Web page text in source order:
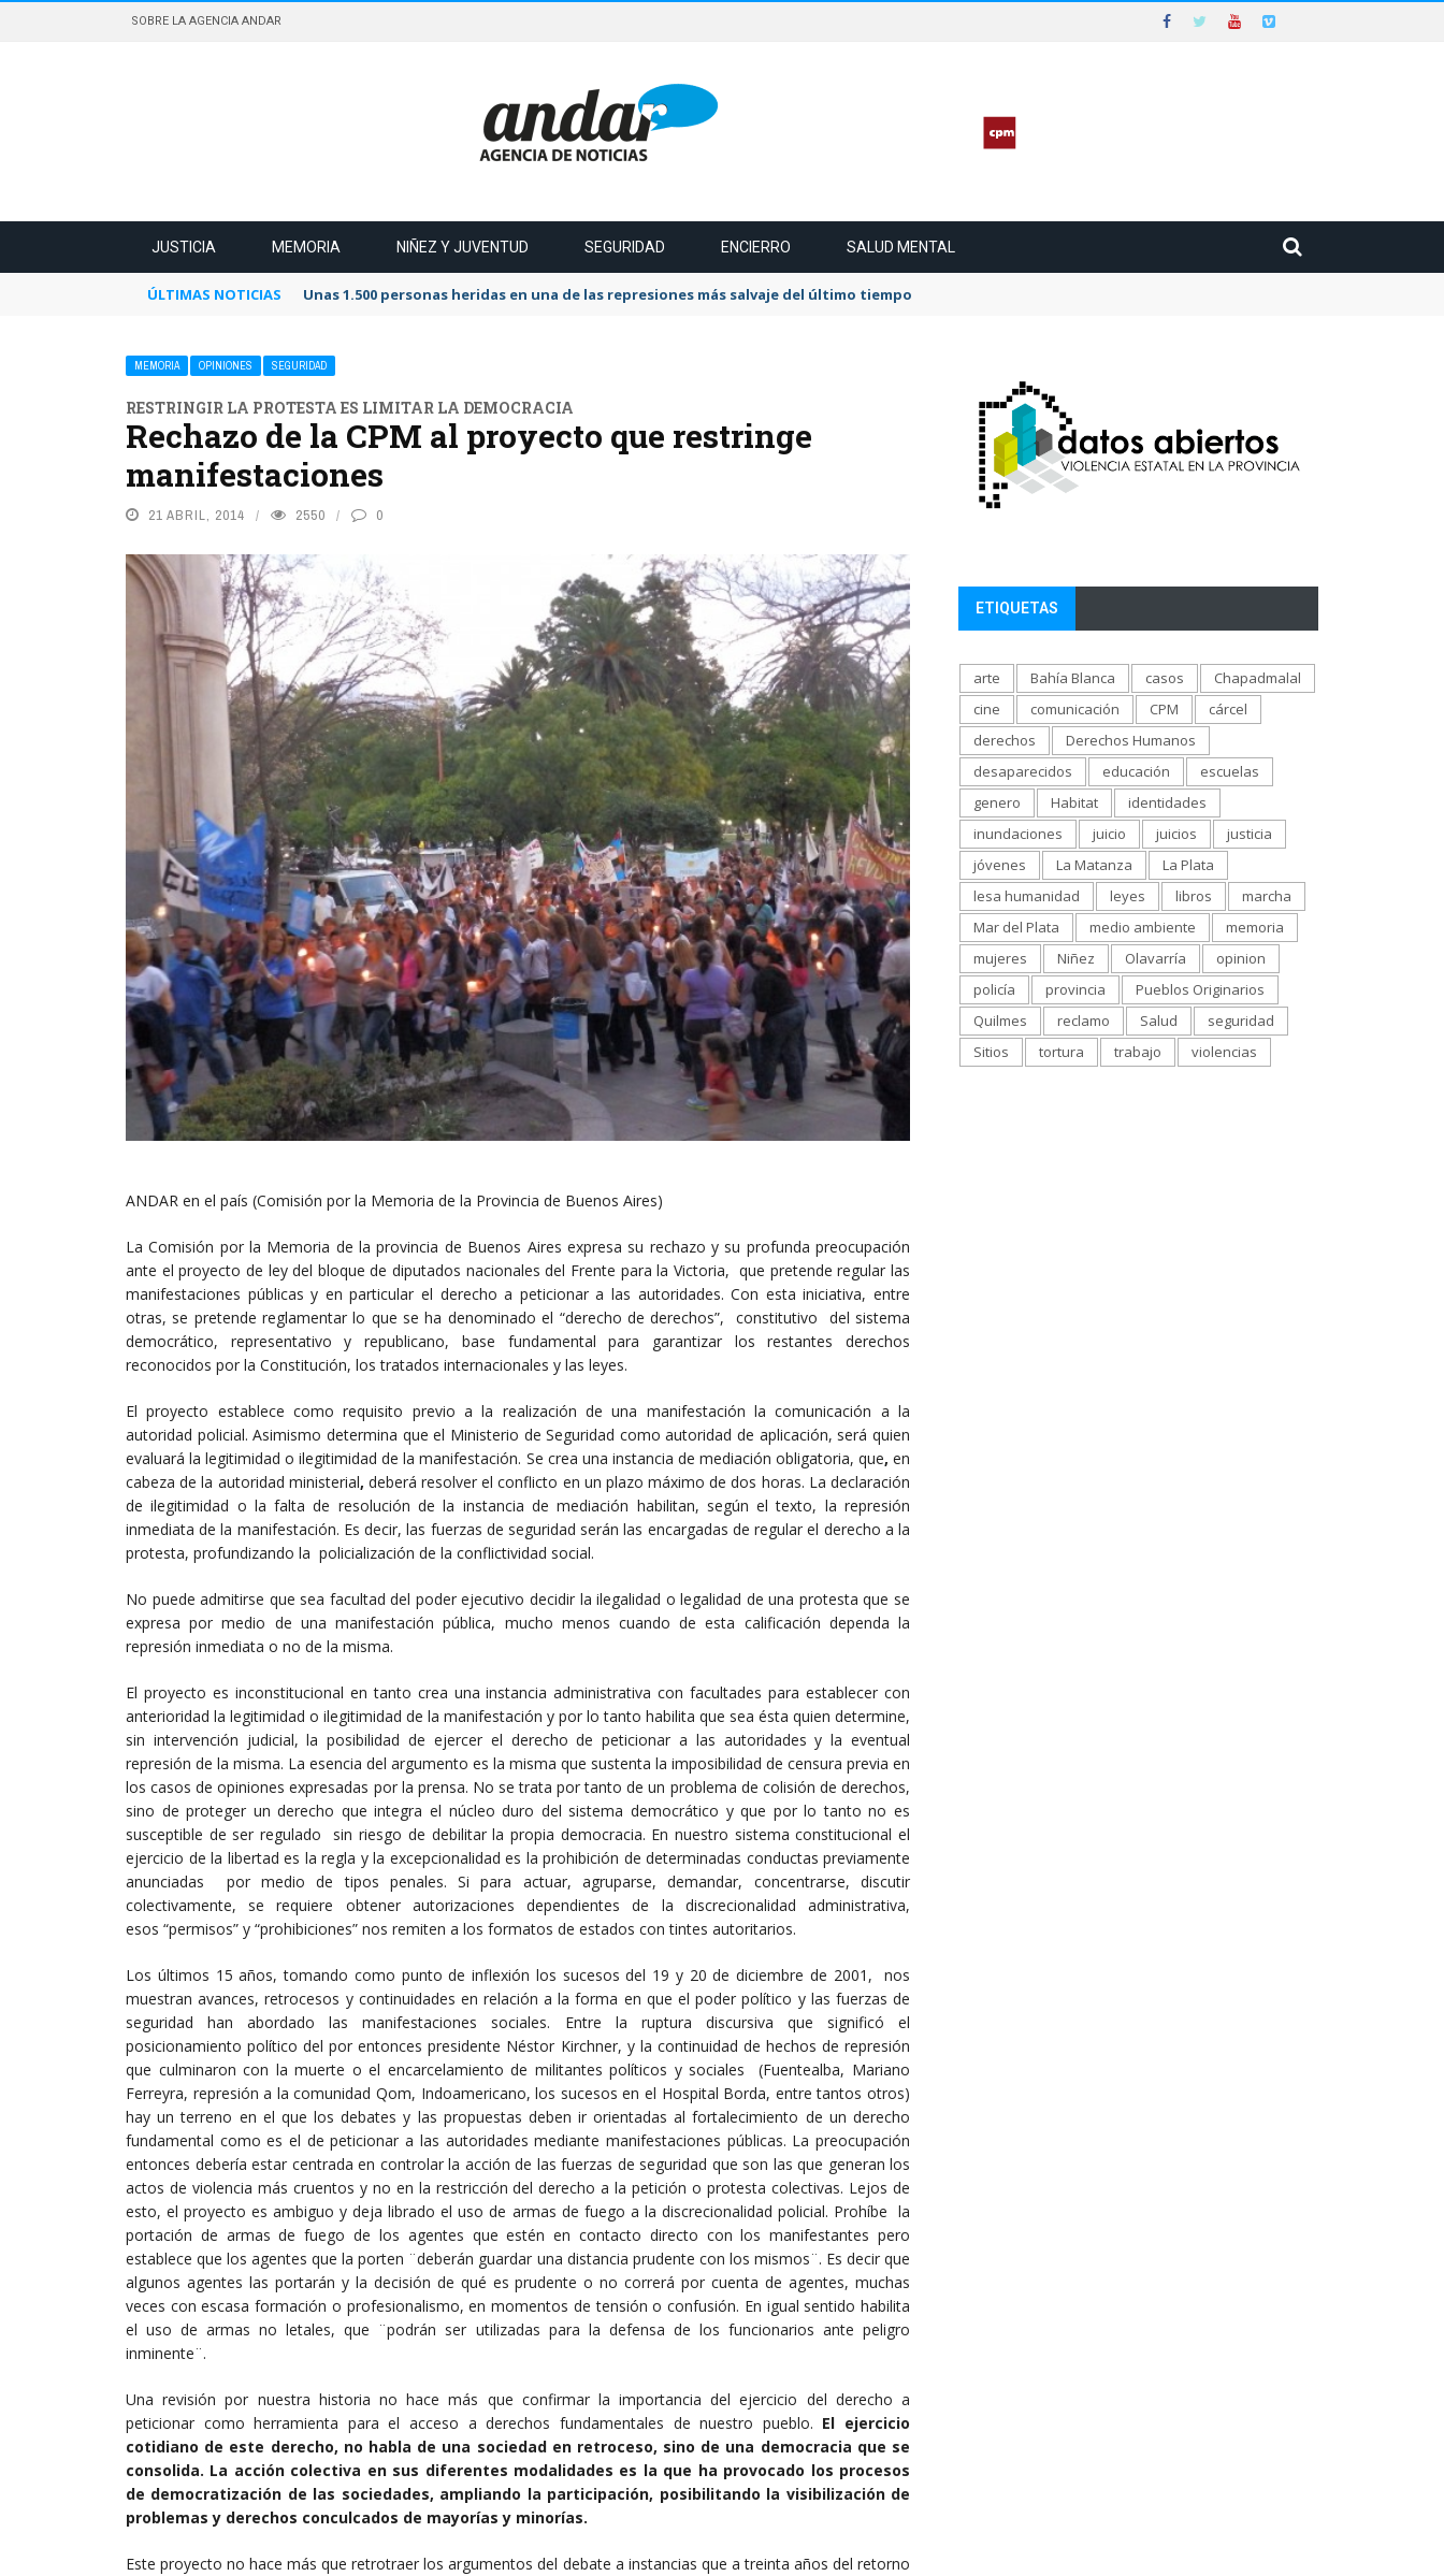
SOBRE LA AGENCIA ANDAR
JUSTICIA MEMORIA NIÑEZ Y JUVENTUD SEGURIDAD ENCIERRO SALUD MENTAL
ÚLTIMAS NOTICIAS Unas 1.500 personas heridas en una de las represiones más salvaje del último tiempo
MEMORIA OPINIONES SEGURIDAD
RESTRINGIR LA PROTESTA ES LIMITAR LA DEMOCRACIA
Rechazo de la CPM al proyecto que restringe
manifestaciones
21 ABRIL, 2014 2550 0
ANDAR en el país (Comisión por la Memoria de la Provincia de Buenos Aires)
La Comisión por la Memoria de la provincia de Buenos Aires expresa su rechazo y su profunda preocupación
ante el proyecto de ley del bloque de diputados nacionales del Frente para la Victoria, que pretende regular las
manifestaciones públicas y en particular el derecho a peticionar a las autoridades. Con esta iniciativa, entre
otras, se pretende reglamentar lo que se ha denominado el “derecho de derechos”, constitutivo del sistema
democrático, representativo y republicano, base fundamental para garantizar los restantes derechos
reconocidos por la Constitución, los tratados internacionales y las leyes.
El proyecto establece como requisito previo a la realización de una manifestación la comunicación a la
autoridad policial. Asimismo determina que el Ministerio de Seguridad como autoridad de aplicación, será quien
evaluará la legitimidad o ilegitimidad de la manifestación. Se crea una instancia de mediación obligatoria, que, en
cabeza de la autoridad ministerial, deberá resolver el conflicto en un plazo máximo de dos horas. La declaración
de ilegitimidad o la falta de resolución de la instancia de mediación habilitan, según el texto, la represión
inmediata de la manifestación. Es decir, las fuerzas de seguridad serán las encargadas de regular el derecho a la
protesta, profundizando la policialización de la conflictividad social.
No puede admitirse que sea facultad del poder ejecutivo decidir la ilegalidad o legalidad de una protesta que se
expresa por medio de una manifestación pública, mucho menos cuando de esta calificación dependa la
represión inmediata o no de la misma.
El proyecto es inconstitucional en tanto crea una instancia administrativa con facultades para establecer con
anterioridad la legitimidad o ilegitimidad de la manifestación y por lo tanto habilita que sea ésta quien determine,
sin intervención judicial, la posibilidad de ejercer el derecho de peticionar a las autoridades y la eventual
represión de la misma. La esencia del argumento es la misma que sustenta la imposibilidad de censura previa en
los casos de opiniones expresadas por la prensa. No se trata por tanto de un problema de colisión de derechos,
sino de proteger un derecho que integra el núcleo duro del sistema democrático y que por lo tanto no es
susceptible de ser regulado sin riesgo de debilitar la propia democracia. En nuestro sistema constitucional el
ejercicio de la libertad es la regla y la excepcionalidad es la prohibición de determinadas conductas previamente
anunciadas por medio de tipos penales. Si para actuar, agruparse, demandar, concentrarse, discutir
colectivamente, se requiere obtener autorizaciones dependientes de la discrecionalidad administrativa,
esos “permisos” y “prohibiciones” nos remiten a los formatos de estados con tintes autoritarios.
Los últimos 15 años, tomando como punto de inflexión los sucesos del 19 y 20 de diciembre de 2001, nos
muestran avances, retrocesos y continuidades en relación a la forma en que el poder político y las fuerzas de
seguridad han abordado las manifestaciones sociales. Entre la ruptura discursiva que significó el
posicionamiento político del por entonces presidente Néstor Kirchner, y la continuidad de hechos de represión
que culminaron con la muerte o el encarcelamiento de militantes políticos y sociales (Fuentealba, Mariano
Ferreyra, represión a la comunidad Qom, Indoamericano, los sucesos en el Hospital Borda, entre tantos otros)
hay un terreno en el que los debates y las propuestas deben ir orientadas al fortalecimiento de un derecho
fundamental como es el de peticionar a las autoridades mediante manifestaciones públicas. La preocupación
entonces debería estar centrada en controlar la acción de las fuerzas de seguridad que son las que generan los
actos de violencia más cruentos y no en la restricción del derecho a la petición o protesta colectivas. Lejos de
esto, el proyecto es ambiguo y deja librado el uso de armas de fuego a la discrecionalidad policial. Prohíbe la
portación de armas de fuego de los agentes que estén en contacto directo con los manifestantes pero
establece que los agentes que la porten ¨deberán guardar una distancia prudente con los mismos¨. Es decir que
algunos agentes las portarán y la decisión de qué es prudente o no correrá por cuenta de agentes, muchas
veces con escasa formación o profesionalismo, en momentos de tensión o confusión. En igual sentido habilita
el uso de armas no letales, que ¨podrán ser utilizadas para la defensa de los funcionarios ante peligro
inminente¨.
Una revisión por nuestra historia no hace más que confirmar la importancia del ejercicio del derecho a
peticionar como herramienta para el acceso a derechos fundamentales de nuestro pueblo. El ejercicio
cotidiano de este derecho, no habla de una sociedad en retroceso, sino de una democracia que se
consolida. La acción colectiva en sus diferentes modalidades es la que ha provocado los procesos
de democratización de las sociedades, ampliando la participación, posibilitando la visibilización de
problemas y derechos conculcados de mayorías y minorías.
Este proyecto no hace más que retrotraer los argumentos del debate a instancias que a treinta años del retorno
ETIQUETAS
arte Bahía Blanca casos
Chapadmalal
cine
comunicación CPM
cárcel
derechos
Derechos Humanos
desaparecidos
educación
escuelas
genero
Habitat
identidades
inundaciones
juicio juicios
justicia
jóvenes
La Matanza
La Plata
lesa humanidad
leyes libros
marcha
Mar del Plata
medio ambiente
memoria
mujeres
Niñez Olavarría
opinion
policía
provincia
Pueblos Originarios
Quilmes
reclamo Salud
seguridad
Sitios
tortura trabajo violencias